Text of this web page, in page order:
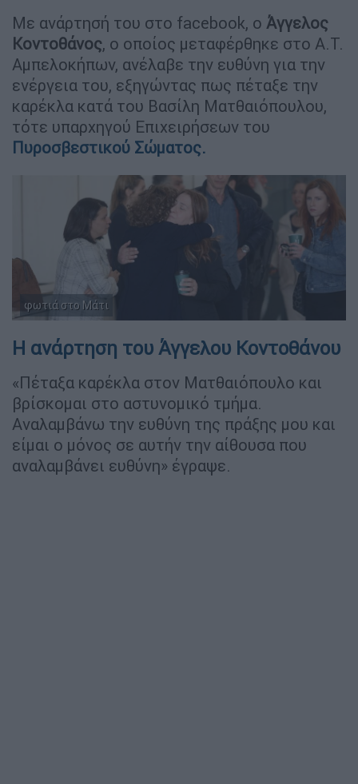
Με ανάρτησή του στο facebook, o Άγγελος
Κοντοθάνος, ο οποίος μεταφέρθηκε στο Α.Τ.
Αμπελοκήπων, ανέλαβε την ευθύνη για την
ενέργεια του, εξηγώντας πως πέταξε την
καρέκλα κατά του Βασίλη Ματθαιόπουλου,
τότε υπαρχηγού Επιχειρήσεων του
Πυροσβεστικού Σώματος.
φωτιά στο Μάτι
Η ανάρτηση του Άγγελου Κοντοθάνου
«Πέταξα καρέκλα στον Ματθαιόπουλο και
βρίσκομαι στο αστυνομικό τμήμα.
Αναλαμβάνω την ευθύνη της πράξης μου και
είμαι ο μόνος σε αυτήν την αίθουσα που
αναλαμβάνει ευθύνη» έγραψε.